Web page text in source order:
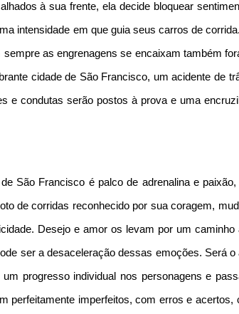
à sua frente, ela decide bloquear
intensidade em que guia seus carros de
as engrenagens se encaixam também
cidade de São Francisco, um acidente de
e condutas serão postos à prova e uma
São Francisco é palco de adrenalina e paixão,
de corridas reconhecido por sua coragem,
Desejo e amor os levam por um caminho
ser a desaceleração dessas emoções. Será o
progresso individual nos personagens e
perfeitamente imperfeitos, com erros e acertos,